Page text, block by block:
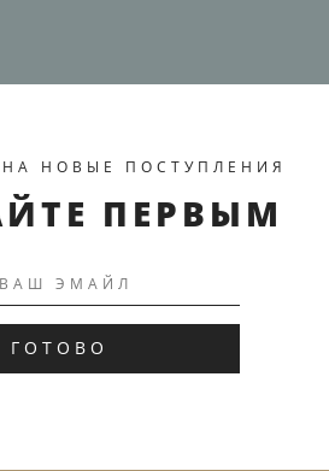
К ТОВАРУ
НОВЫЕ ПОСТУПЛЕНИЯ
ПЕРВЫМ
ГОТОВО